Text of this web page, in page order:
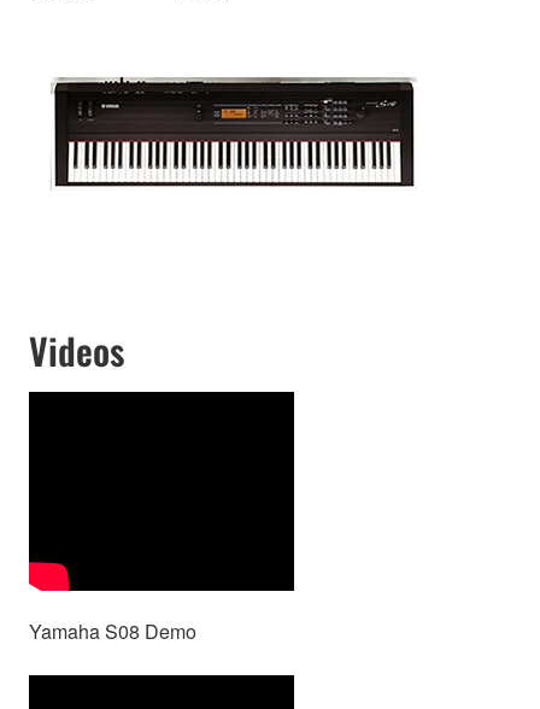
Videos
Yamaha S08 Demo